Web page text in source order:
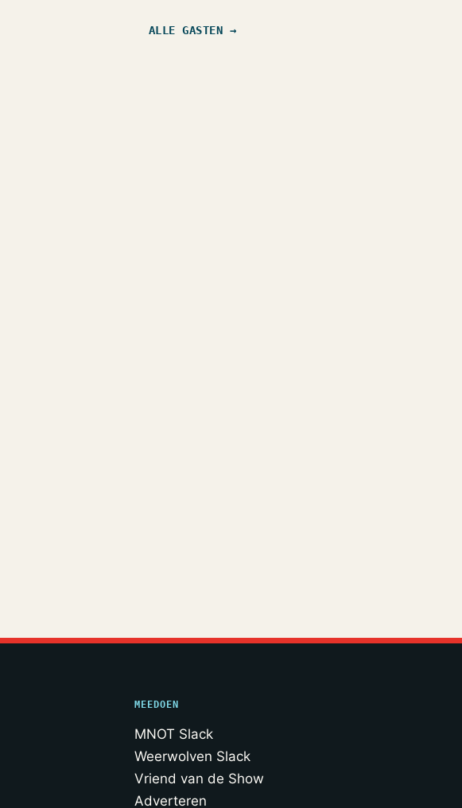
ALLE GASTEN →
MEEDOEN
MNOT Slack
Weerwolven Slack
Vriend van de Show
Adverteren